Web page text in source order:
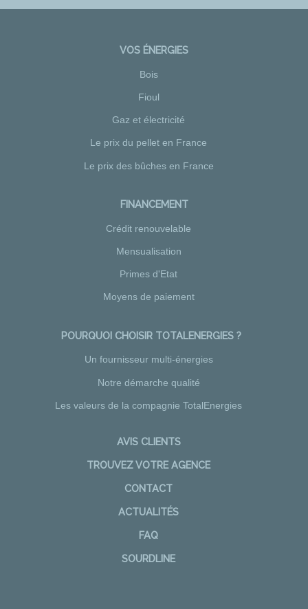
VOS ÉNERGIES
Bois
Fioul
Gaz et électricité
Le prix du pellet en France
Le prix des bûches en France
FINANCEMENT
Crédit renouvelable
Mensualisation
Primes d'Etat
Moyens de paiement
POURQUOI CHOISIR TOTALENERGIES ?
Un fournisseur multi-énergies
Notre démarche qualité
Les valeurs de la compagnie TotalEnergies
AVIS CLIENTS
TROUVEZ VOTRE AGENCE
CONTACT
ACTUALITÉS
FAQ
SOURDLINE